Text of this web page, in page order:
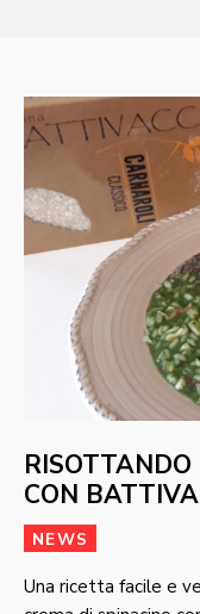
CON
NEWS
Una ricetta facile e